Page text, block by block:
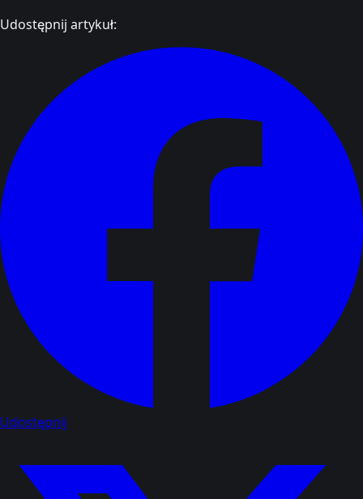
Udostępnij artykuł:
Udostępnij